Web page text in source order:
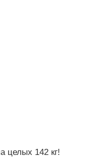
целых 142 кг!